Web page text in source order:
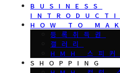
BUSINESS
HOW TO
등록취득권
갤러리
HMH 스피커
SHOPPING